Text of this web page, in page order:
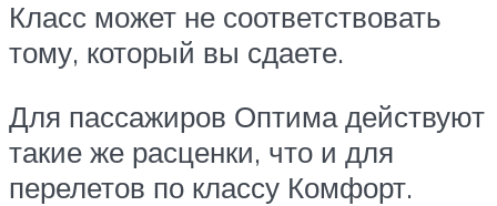
Класс может не соответствовать
тому, который вы сдаете.
Для пассажиров Оптима действуют
такие же расценки, что и для
перелетов по классу Комфорт.